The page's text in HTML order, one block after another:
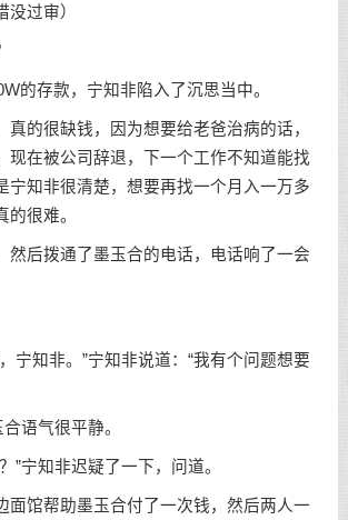
没过审）
的存款，宁知非陷入了沉思当中。
真的很缺钱，因为想要给老爸治病的话，
现在被公司辞退，下一个工作不知道能找
宁知非很清楚，想要再找一个月入一万多
的很难。
然后拨通了墨玉合的电话，电话响了一会
宁知非。”宁知非说道：“我有个问题想要
语气很平静。
”宁知非迟疑了一下，问道。
面馆帮助墨玉合付了一次钱，然后两人一